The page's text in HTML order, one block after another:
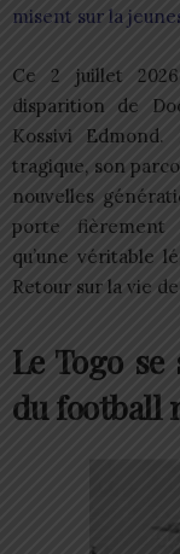
misent sur la
Ce 2 juillet
disparition de
Kossivi
tragique, son
nouvelles
porte fièrement
qu’une véritable
Retour sur la vie
Le Togo
du football